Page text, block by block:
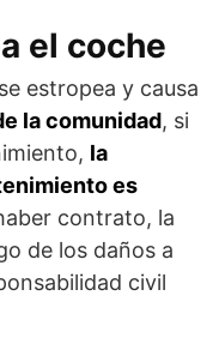
el coche
estropea y causa
la comunidad, si
la
es
contrato, la
de los daños a
civil